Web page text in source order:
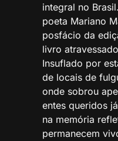
integral no
poeta Mariano
posfácio da
livro
Insuflado por
de locais de
onde sobrou
entes queridos
na memória
permanecem